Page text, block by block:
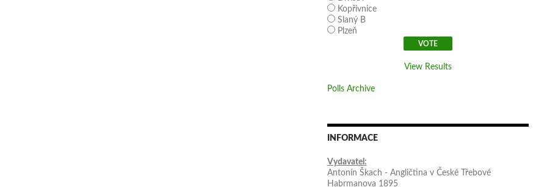
Kopřivnice
Slaný B
Plzeň
View Results
Polls Archive
INFORMACE
Vydavatel:
Antonín Škach - Angličtina v České Třebové
Habrmanova 1895